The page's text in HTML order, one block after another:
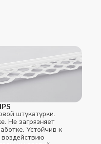
штукатурки.
Не загрязняет
Устойчив к